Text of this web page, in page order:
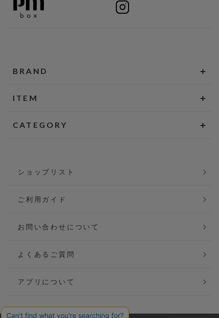
BRAND
ITEM
CATEGORY
ショップリスト
ご利用ガイド
お問い合わせについて
よくあるご質問
アプリについて